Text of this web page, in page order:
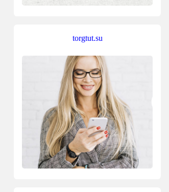
torgtut.su